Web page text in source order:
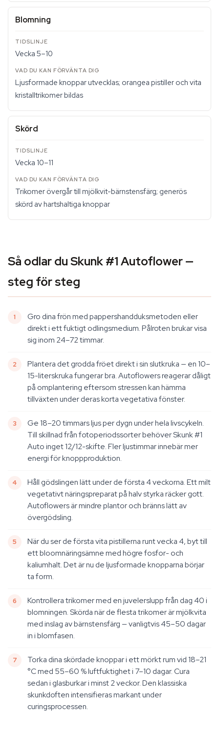
Blomning
Vecka 5–10
Ljusformade knoppar utvecklas; orangea pistiller och vita
kristalltrikomer bildas
Skörd
Vecka 10–11
Trikomer övergår till mjölkvit-bärnstensfärg; generös
skörd av hartshaltiga knoppar
Så odlar du Skunk #1 Autoflower —
steg för steg
Gro dina frön med pappershandduksmetoden eller
direkt i ett fuktigt odlingsmedium. Pålroten brukar visa
sig inom 24–72 timmar.
Plantera det grodda fröet direkt i sin slutkruka — en 10–
15-literskruka fungerar bra. Autoflowers reagerar dåligt
på omplantering eftersom stressen kan hämma
tillväxten under deras korta vegetativa fönster.
Ge 18–20 timmars ljus per dygn under hela livscykeln.
Till skillnad från fotoperiodssorter behöver Skunk #1
Auto inget 12/12-skifte. Fler ljustimmar innebär mer
energi för knoppproduktion.
Håll gödslingen lätt under de första 4 veckorna. Ett milt
vegetativt näringspreparat på halv styrka räcker gott.
Autoflowers är mindre plantor och bränns lätt av
övergödsling.
När du ser de första vita pistillerna runt vecka 4, byt till
ett bloomnäringsämne med högre fosfor- och
kaliumhalt. Det är nu de ljusformade knopparna börjar
ta form.
Kontrollera trikomer med en juvelerslupp från dag 40 i
blomningen. Skörda när de flesta trikomer är mjölkvita
med inslag av bärnstensfärg — vanligtvis 45–50 dagar
in i blomfasen.
Torka dina skördade knoppar i ett mörkt rum vid 18–21
°C med 55–60 % luftfuktighet i 7–10 dagar. Cura
sedan i glasburkar i minst 2 veckor. Den klassiska
skunkdoften intensifieras markant under
curingsprocessen.